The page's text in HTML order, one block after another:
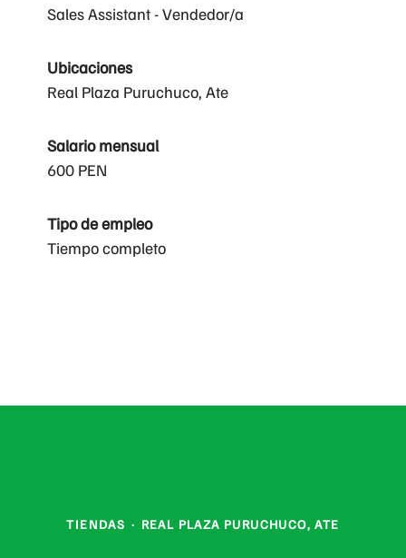
Sales Assistant - Vendedor/a
Ubicaciones
Real Plaza Puruchuco, Ate
Salario mensual
600 PEN
Tipo de empleo
Tiempo completo
TIENDAS · REAL PLAZA PURUCHUCO, ATE